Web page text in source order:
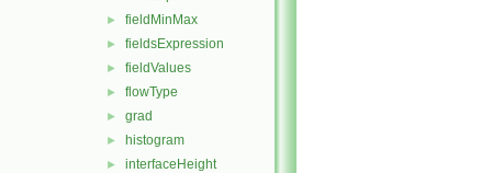
► fieldMinMax
► fieldsExpression
► fieldValues
► flowType
► grad
► histogram
► interfaceHeight